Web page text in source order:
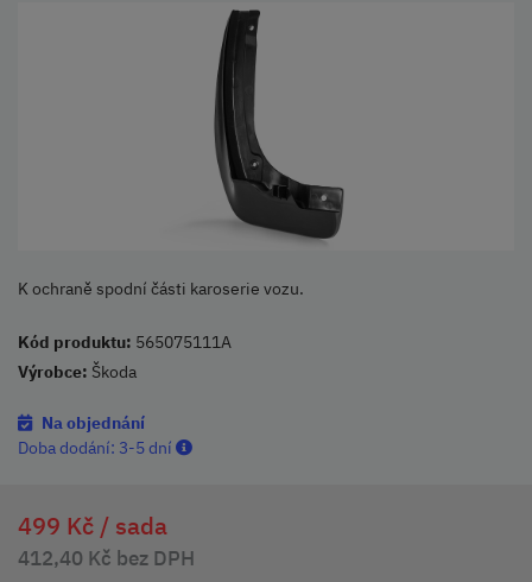
K ochraně spodní části karoserie vozu.
Kód produktu: 565075111A
Výrobce: Škoda
Na objednání
Doba dodání: 3-5 dní
499 Kč / sada
412,40 Kč bez DPH